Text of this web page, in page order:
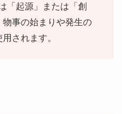
「起源」または「創
事の始まりや発生の
されます。